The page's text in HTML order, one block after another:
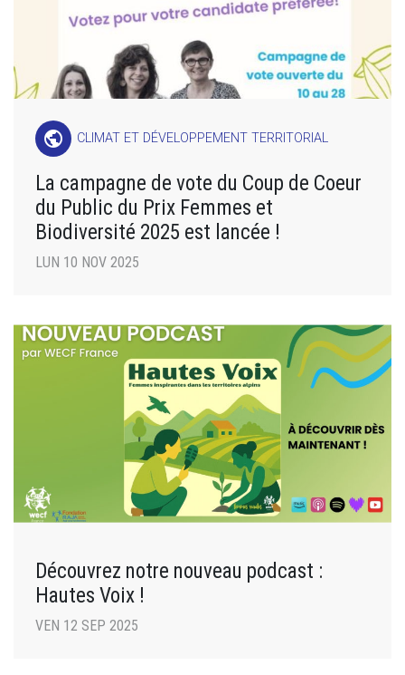
public CLIMAT ET DÉVELOPPEMENT TERRITORIAL
La campagne de vote du Coup de Coeur
du Public du Prix Femmes et
Biodiversité 2025 est lancée !
LUN 10 NOV 2025
Découvrez notre nouveau podcast :
Hautes Voix !
VEN 12 SEP 2025